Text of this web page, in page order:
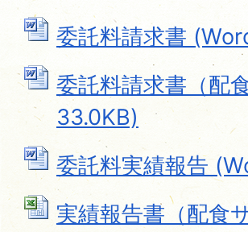
委託料請求書
委託料請求書（配
33.0KB)
委託料実績報告
実績報告書（配食